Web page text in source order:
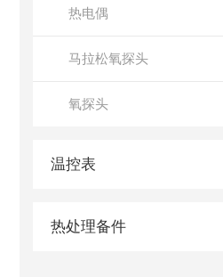
热电偶
马拉松氧探头
氧探头
温控表
热处理备件